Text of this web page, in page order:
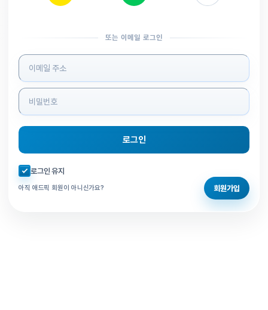
또는 이메일 로그인
로그인 정보 입력
로그인
자동로그인 체크
로그인 유지
아직 애드픽 회원이 아니신가요? 회원가입